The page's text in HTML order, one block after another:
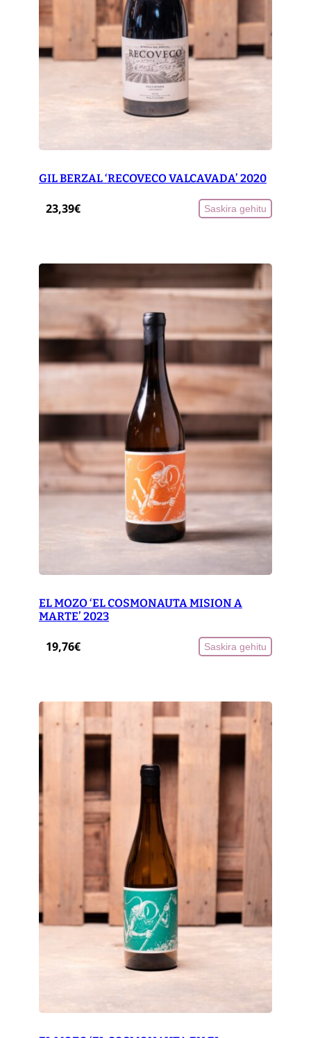
GIL BERZAL ‘RECOVECO VALCAVADA’ 2020
23,39€ Saskira gehitu
EL MOZO ‘EL COSMONAUTA MISION A
MARTE’ 2023
19,76€ Saskira gehitu